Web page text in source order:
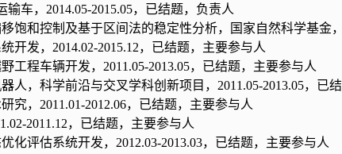
车， 2014.05-2015.05，已结题，负责人
饱和控制及基于区间法的稳定性分析，国家自然科学基金，
开发， 2014.02-2015.12，已结题， 主要参与人
工程车辆开发， 2011.05-2013.05，已结题，主要参与人
人 ， 科学前沿与交叉学科创新项目， 2011.05-2013.05，已
究， 2011.01-2012.06，已结题，主要参与人
2011.12， 已结题，主要参与人
化评估系统开发， 2012.03-2013.03，已结题，主要参与人